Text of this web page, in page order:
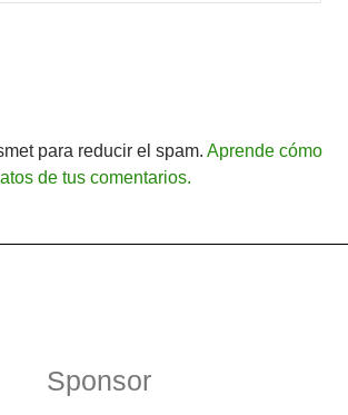
para reducir el spam. Aprende cómo
de tus comentarios.
Sponsor